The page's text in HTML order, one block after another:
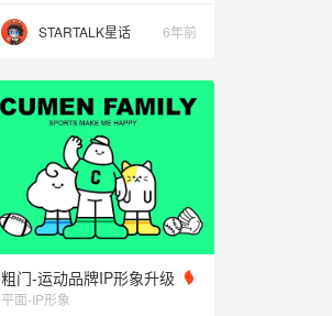
STARTALK星话 6年前
粗门-运动品牌IP形象升级
平面-IP形象